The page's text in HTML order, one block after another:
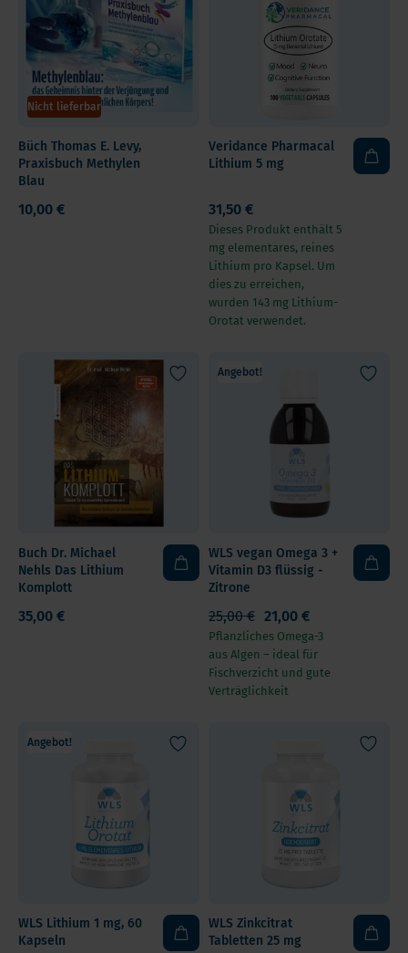
Büch Thomas E. Levy,
Praxisbuch Methylen
Blau
Nicht lieferbar
10,00 €
Veridance Pharmacal
Lithium 5 mg
31,50 €
Dieses Produkt enthält 5
mg elementares, reines
Lithium pro Kapsel. Um
dies zu erreichen,
wurden 143 mg Lithium-
Orotat verwendet.
Buch Dr. Michael
Nehls Das Lithium
Komplott
35,00 €
Angebot!
WLS vegan Omega 3 +
Vitamin D3 flüssig -
Zitrone
21,00 €
25,00 €
Pflanzliches Omega-3
aus Algen – ideal für
Fischverzicht und gute
Verträglichkeit
Angebot!
WLS Lithium 1 mg, 60
Kapseln
WLS Zinkcitrat
Tabletten 25 mg